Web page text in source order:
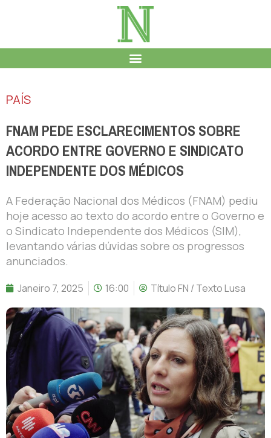
PAÍS
FNAM PEDE ESCLARECIMENTOS SOBRE
ACORDO ENTRE GOVERNO E SINDICATO
INDEPENDENTE DOS MÉDICOS
A Federação Nacional dos Médicos (FNAM) pediu
hoje acesso ao texto do acordo entre o Governo e
o Sindicato Independente dos Médicos (SIM),
levantando várias dúvidas sobre os progressos
anunciados.
Janeiro 7, 2025 16:00 Título FN / Texto Lusa